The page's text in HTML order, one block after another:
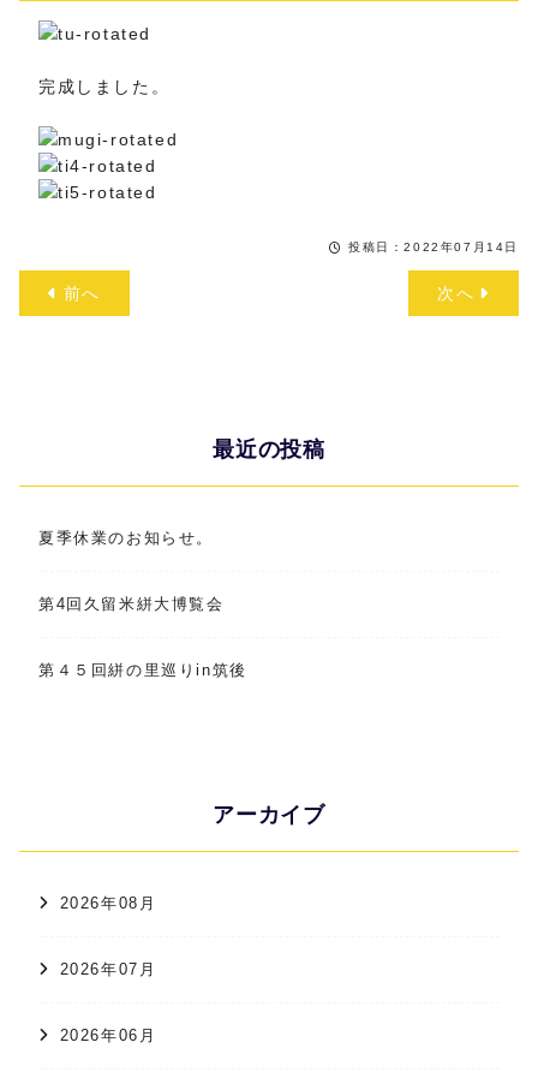
完成しました。
投稿日：2022年07月14日
前へ 次へ
最近の投稿
夏季休業のお知らせ。
第4回久留米絣大博覧会
第４５回絣の里巡りin筑後
アーカイブ
2026年08月
2026年07月
2026年06月